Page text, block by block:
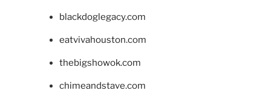
blackdoglegacy.com
eatvivahouston.com
thebigshowok.com
chimeandstave.com